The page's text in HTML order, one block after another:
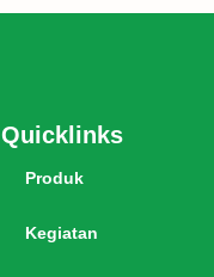
Quicklinks
Produk
Kegiatan